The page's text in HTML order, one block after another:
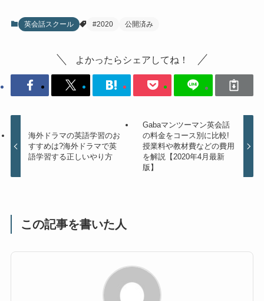
英会話スクール #2020 公開済み
よかったらシェアしてね！
海外ドラマの英語学習のお
すすめは?海外ドラマで英
語学習する正しいやり方
Gabaマンツーマン英会話
の料金をコース別に比較!
授業料や教材費などの費用
を解説【2020年4月最新
版】
この記事を書いた人